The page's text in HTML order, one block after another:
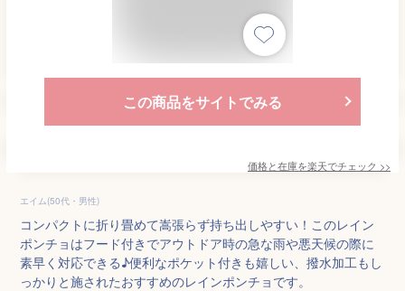
この商品をサイトでみる
価格と在庫を楽天でチェック >>
エイム(50代・男性)
コンパクトに折り畳めて嵩張らず持ち出しやすい！このレイン
ポンチョはフード付きでアウトドア時の急な雨や悪天候の際に
素早く対応できる♪便利なポケット付きも嬉しい、撥水加工もし
っかりと施されたおすすめのレインポンチョです。